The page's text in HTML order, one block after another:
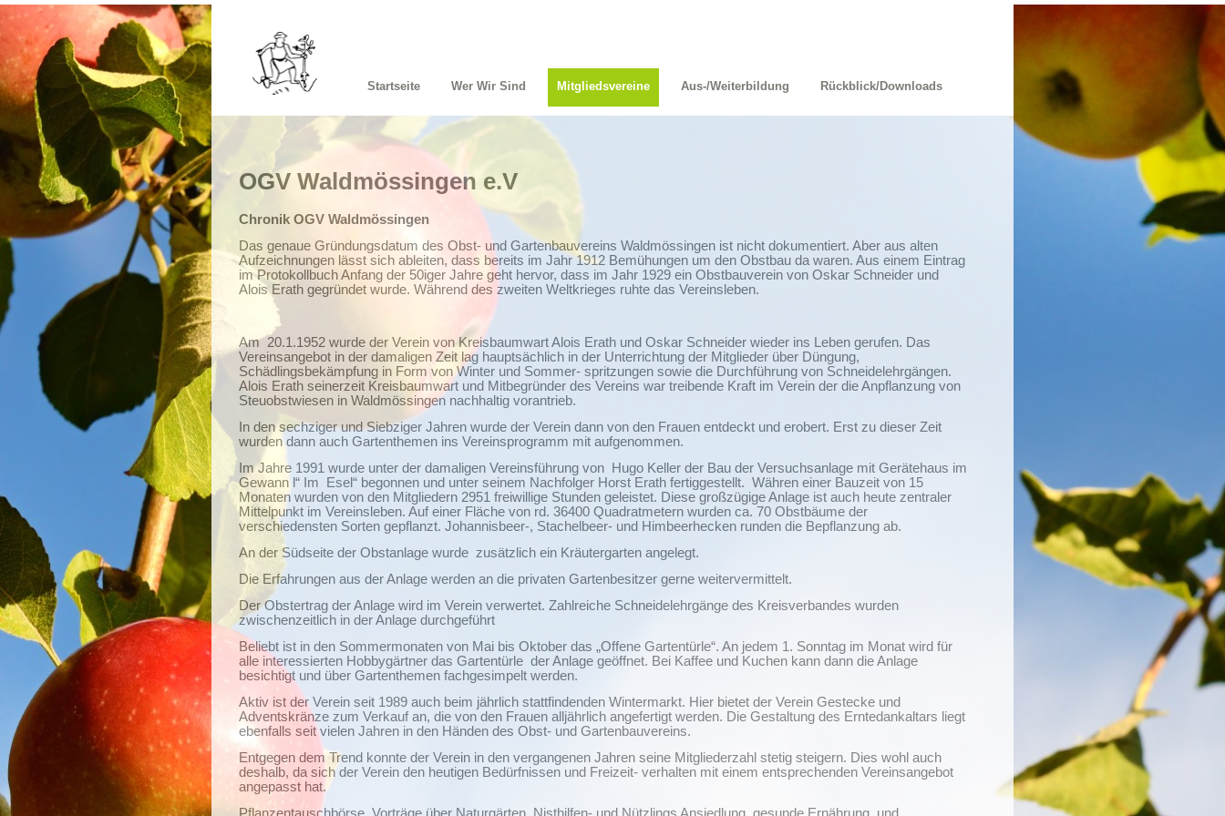
Startseite Wer Wir Sind Mitgliedsvereine Aus-/Weiterbildung Rückblick/Downloads
OGV Waldmössingen e.V
Chronik OGV Waldmössingen
Das genaue Gründungsdatum des Obst- und Gartenbauvereins Waldmössingen ist nicht dokumentiert. Aber aus alten
Aufzeichnungen lässt sich ableiten, dass bereits im Jahr 1912 Bemühungen um den Obstbau da waren. Aus einem Eintrag
im Protokollbuch Anfang der 50iger Jahre geht hervor, dass im Jahr 1929 ein Obstbauverein von Oskar Schneider und
Alois Erath gegründet wurde. Während des zweiten Weltkrieges ruhte das Vereinsleben.
Am 20.1.1952 wurde der Verein von Kreisbaumwart Alois Erath und Oskar Schneider wieder ins Leben gerufen. Das
Vereinsangebot in der damaligen Zeit lag hauptsächlich in der Unterrichtung der Mitglieder über Düngung,
Schädlingsbekämpfung in Form von Winter und Sommer- spritzungen sowie die Durchführung von Schneidelehrgängen.
Alois Erath seinerzeit Kreisbaumwart und Mitbegründer des Vereins war treibende Kraft im Verein der die Anpflanzung von
Steuobstwiesen in Waldmössingen nachhaltig vorantrieb.
In den sechziger und Siebziger Jahren wurde der Verein dann von den Frauen entdeckt und erobert. Erst zu dieser Zeit
wurden dann auch Gartenthemen ins Vereinsprogramm mit aufgenommen.
Im Jahre 1991 wurde unter der damaligen Vereinsführung von
Hugo Keller der Bau der Versuchsanlage mit Gerätehaus im
Gewann l“ Im
Esel“ begonnen und unter seinem Nachfolger Horst Erath fertiggestellt. Währen einer Bauzeit von 15
Monaten wurden von den Mitgliedern 2951 freiwillige Stunden geleistet. Diese großzügige Anlage ist auch heute zentraler
Mittelpunkt im Vereinsleben. Auf einer Fläche von rd. 36400 Quadratmetern wurden ca. 70 Obstbäume der
verschiedensten Sorten gepflanzt. Johannisbeer-, Stachelbeer- und Himbeerhecken runden die Bepflanzung ab.
An der Südseite der Obstanlage wurde zusätzlich ein Kräutergarten angelegt.
Die Erfahrungen aus der Anlage werden an die privaten Gartenbesitzer gerne weitervermittelt.
Der Obstertrag der Anlage wird im Verein verwertet. Zahlreiche Schneidelehrgänge des Kreisverbandes wurden
zwischenzeitlich in der Anlage durchgeführt
Beliebt ist in den Sommermonaten von Mai bis Oktober das „Offene Gartentürle“. An jedem 1. Sonntag im Monat wird für
alle interessierten Hobbygärtner das Gartentürle der Anlage geöffnet. Bei Kaffee und Kuchen kann dann die Anlage
besichtigt und über Gartenthemen fachgesimpelt werden.
Aktiv ist der Verein seit 1989 auch beim jährlich stattfindenden Wintermarkt. Hier bietet der Verein Gestecke und
Adventskränze zum Verkauf an, die von den Frauen alljährlich angefertigt werden. Die Gestaltung des Erntedankaltars liegt
ebenfalls seit vielen Jahren in den Händen des Obst- und Gartenbauvereins.
Entgegen dem Trend konnte der Verein in den vergangenen Jahren seine Mitgliederzahl stetig steigern. Dies wohl auch
deshalb, da sich der Verein den heutigen Bedürfnissen und Freizeit- verhalten mit einem entsprechenden Vereinsangebot
angepasst hat.